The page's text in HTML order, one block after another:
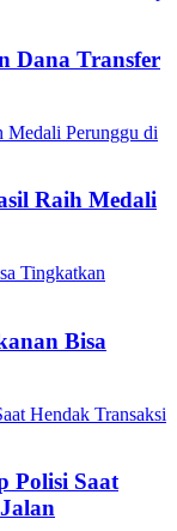
Dana Transfer
Raih Medali
Bisa
Polisi Saat